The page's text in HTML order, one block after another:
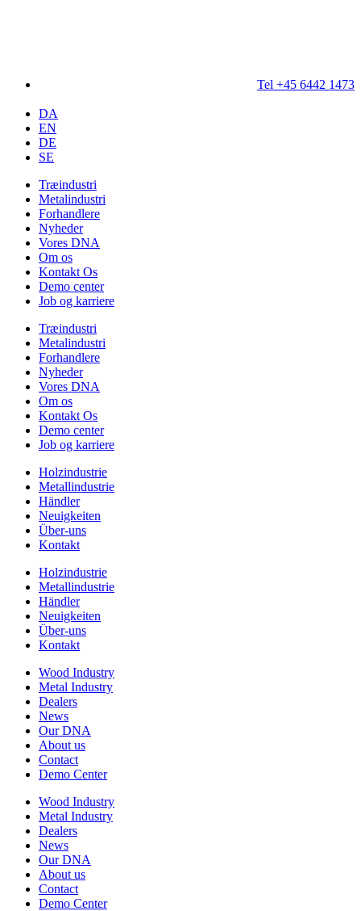
Tel +45 6442 1473
DA
EN
DE
SE
Træindustri
Metalindustri
Forhandlere
Nyheder
Vores DNA
Om os
Kontakt Os
Demo center
Job og karriere
Træindustri
Metalindustri
Forhandlere
Nyheder
Vores DNA
Om os
Kontakt Os
Demo center
Job og karriere
Holzindustrie
Metallindustrie
Händler
Neuigkeiten
Über-uns
Kontakt
Holzindustrie
Metallindustrie
Händler
Neuigkeiten
Über-uns
Kontakt
Wood Industry
Metal Industry
Dealers
News
Our DNA
About us
Contact
Demo Center
Wood Industry
Metal Industry
Dealers
News
Our DNA
About us
Contact
Demo Center